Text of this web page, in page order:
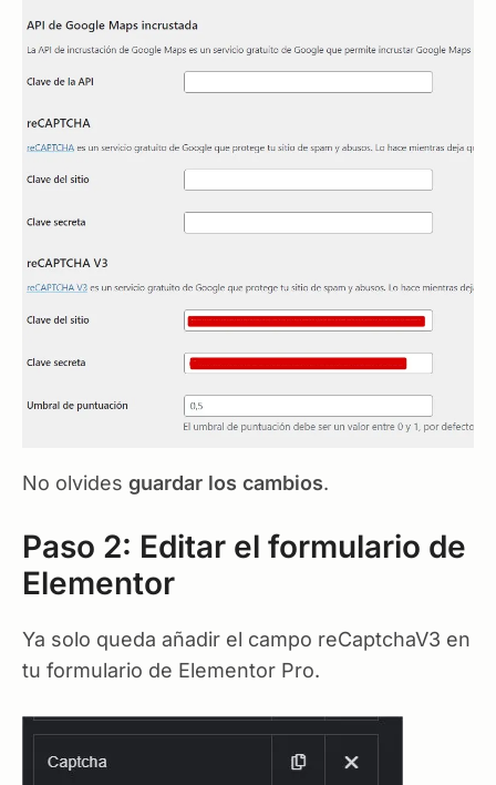
No olvides guardar los cambios.
Paso 2: Editar el formulario de
Elementor
Ya solo queda añadir el campo reCaptchaV3 en
tu formulario de Elementor Pro.